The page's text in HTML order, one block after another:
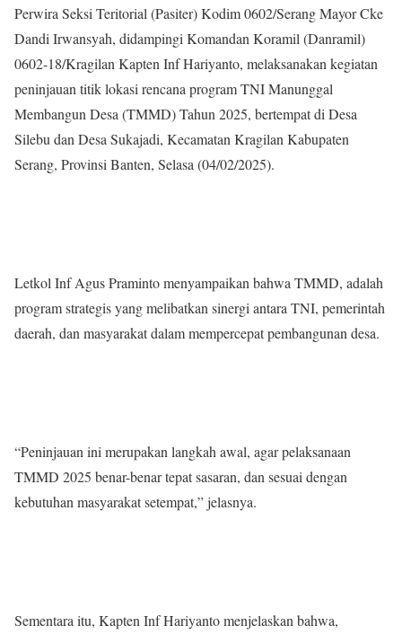
Perwira Seksi Teritorial (Pasiter) Kodim 0602/Serang Mayor Cke
Dandi Irwansyah, didampingi Komandan Koramil (Danramil)
0602-18/Kragilan Kapten Inf Hariyanto, melaksanakan kegiatan
peninjauan titik lokasi rencana program TNI Manunggal
Membangun Desa (TMMD) Tahun 2025, bertempat di Desa
Silebu dan Desa Sukajadi, Kecamatan Kragilan Kabupaten
Serang, Provinsi Banten, Selasa (04/02/2025).
Letkol Inf Agus Praminto menyampaikan bahwa TMMD, adalah
program strategis yang melibatkan sinergi antara TNI, pemerintah
daerah, dan masyarakat dalam mempercepat pembangunan desa.
“Peninjauan ini merupakan langkah awal, agar pelaksanaan
TMMD 2025 benar-benar tepat sasaran, dan sesuai dengan
kebutuhan masyarakat setempat,” jelasnya.
Sementara itu, Kapten Inf Hariyanto menjelaskan bahwa,